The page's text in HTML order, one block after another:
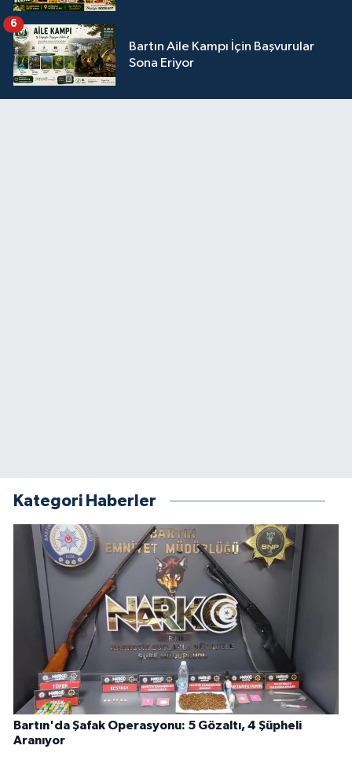
Bartın Aile Kampı İçin Başvurular
Sona Eriyor
6
Kategori Haberler
Bartın'da Şafak Operasyonu: 5 Gözaltı, 4 Şüpheli
Aranıyor